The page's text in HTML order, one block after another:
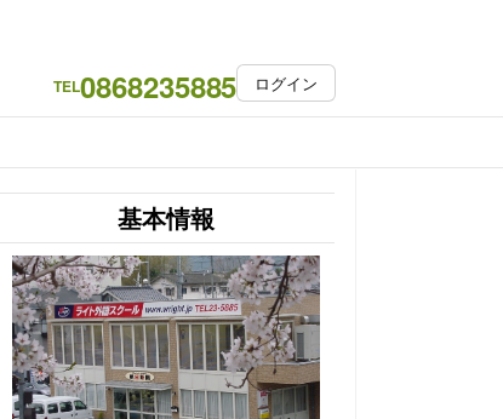
TEL0868235885 ログイン
基本情報